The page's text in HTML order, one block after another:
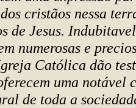
cristãos nessa
de Jesus.
numerosas e
Católica dão
uma notável
de toda a